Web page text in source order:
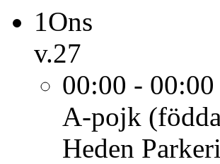
1Ons
v.27
00:00 - 00:00
A-pojk
Heden